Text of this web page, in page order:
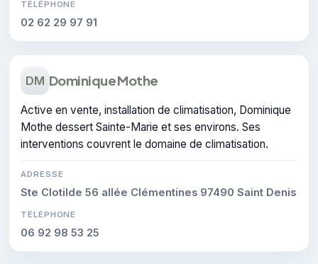
TÉLÉPHONE
02 62 29 97 91
DM Dominique Mothe
Active en vente, installation de climatisation, Dominique
Mothe dessert Sainte-Marie et ses environs. Ses
interventions couvrent le domaine de climatisation.
ADRESSE
Ste Clotilde 56 allée Clémentines 97490 Saint Denis
TÉLÉPHONE
06 92 98 53 25